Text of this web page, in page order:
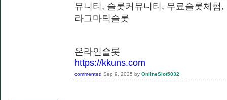
뮤니티, 슬롯커뮤니티, 무료슬롯체험
라그마틱슬롯
온라인슬롯
https://kkuns.com
commented Sep 9, 2025 by OnlineSlot5032